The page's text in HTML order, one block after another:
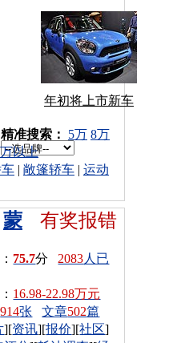
年初将上市新车
车型搜索：
精准搜索： 5万 8万
以上
| 敞篷轿车 | 运动
有奖报错
蒙
75.7分 2083人已
16.98-22.98万元
914张 文章502篇
][资讯][报价][社区]